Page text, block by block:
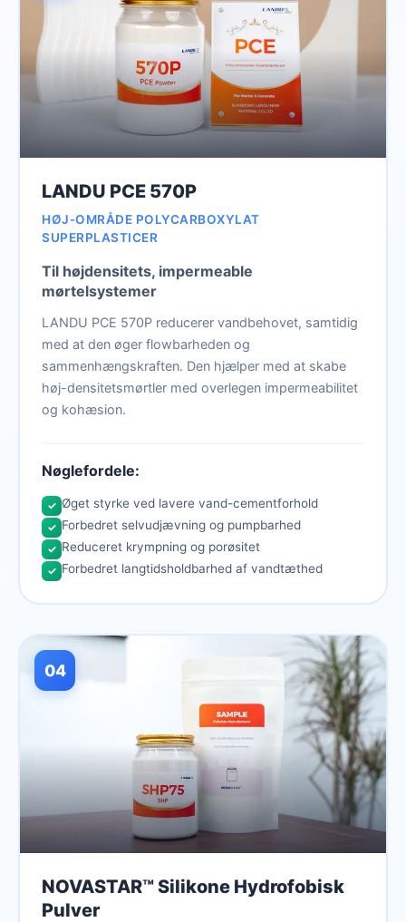
LANDU PCE 570P
HØJ‑OMRÅDE POLYCARBOXYLAT
SUPERPLASTICER
Til højdensitets, impermeable
mørtelsystemer
LANDU PCE 570P reducerer vandbehovet, samtidig
med at den øger flowbarheden og
sammenhængskraften. Den hjælper med at skabe
høj-densitetsmørtler med overlegen impermeabilitet
og kohæsion.
Nøglefordele:
✓ Øget styrke ved lavere vand-cementforhold
✓ Forbedret selvudjævning og pumpbarhed
✓ Reduceret krympning og porøsitet
✓ Forbedret langtidsholdbarhed af vandtæthed
04
NOVASTAR™ Silikone Hydrofobisk
Pulver